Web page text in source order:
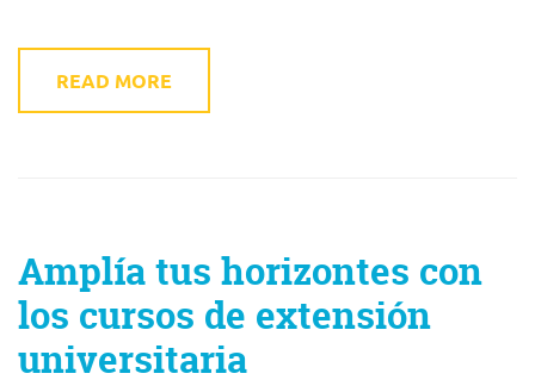
READ MORE
Amplía tus horizontes con
los cursos de extensión
universitaria